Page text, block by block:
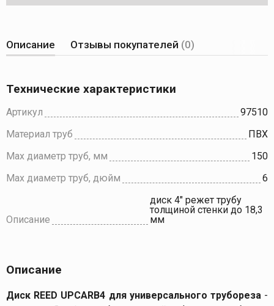
Описание Отзывы покупателей (0)
Технические характеристики
Артикул
97510
Материал труб
ПВХ
Max диаметр труб, мм
150
Max диаметр труб, дюйм
6
Описание
диск 4" режет трубу
толщиной стенки до 18,3
мм
Описание
Диск REED UPCARB4 для универсального трубореза -